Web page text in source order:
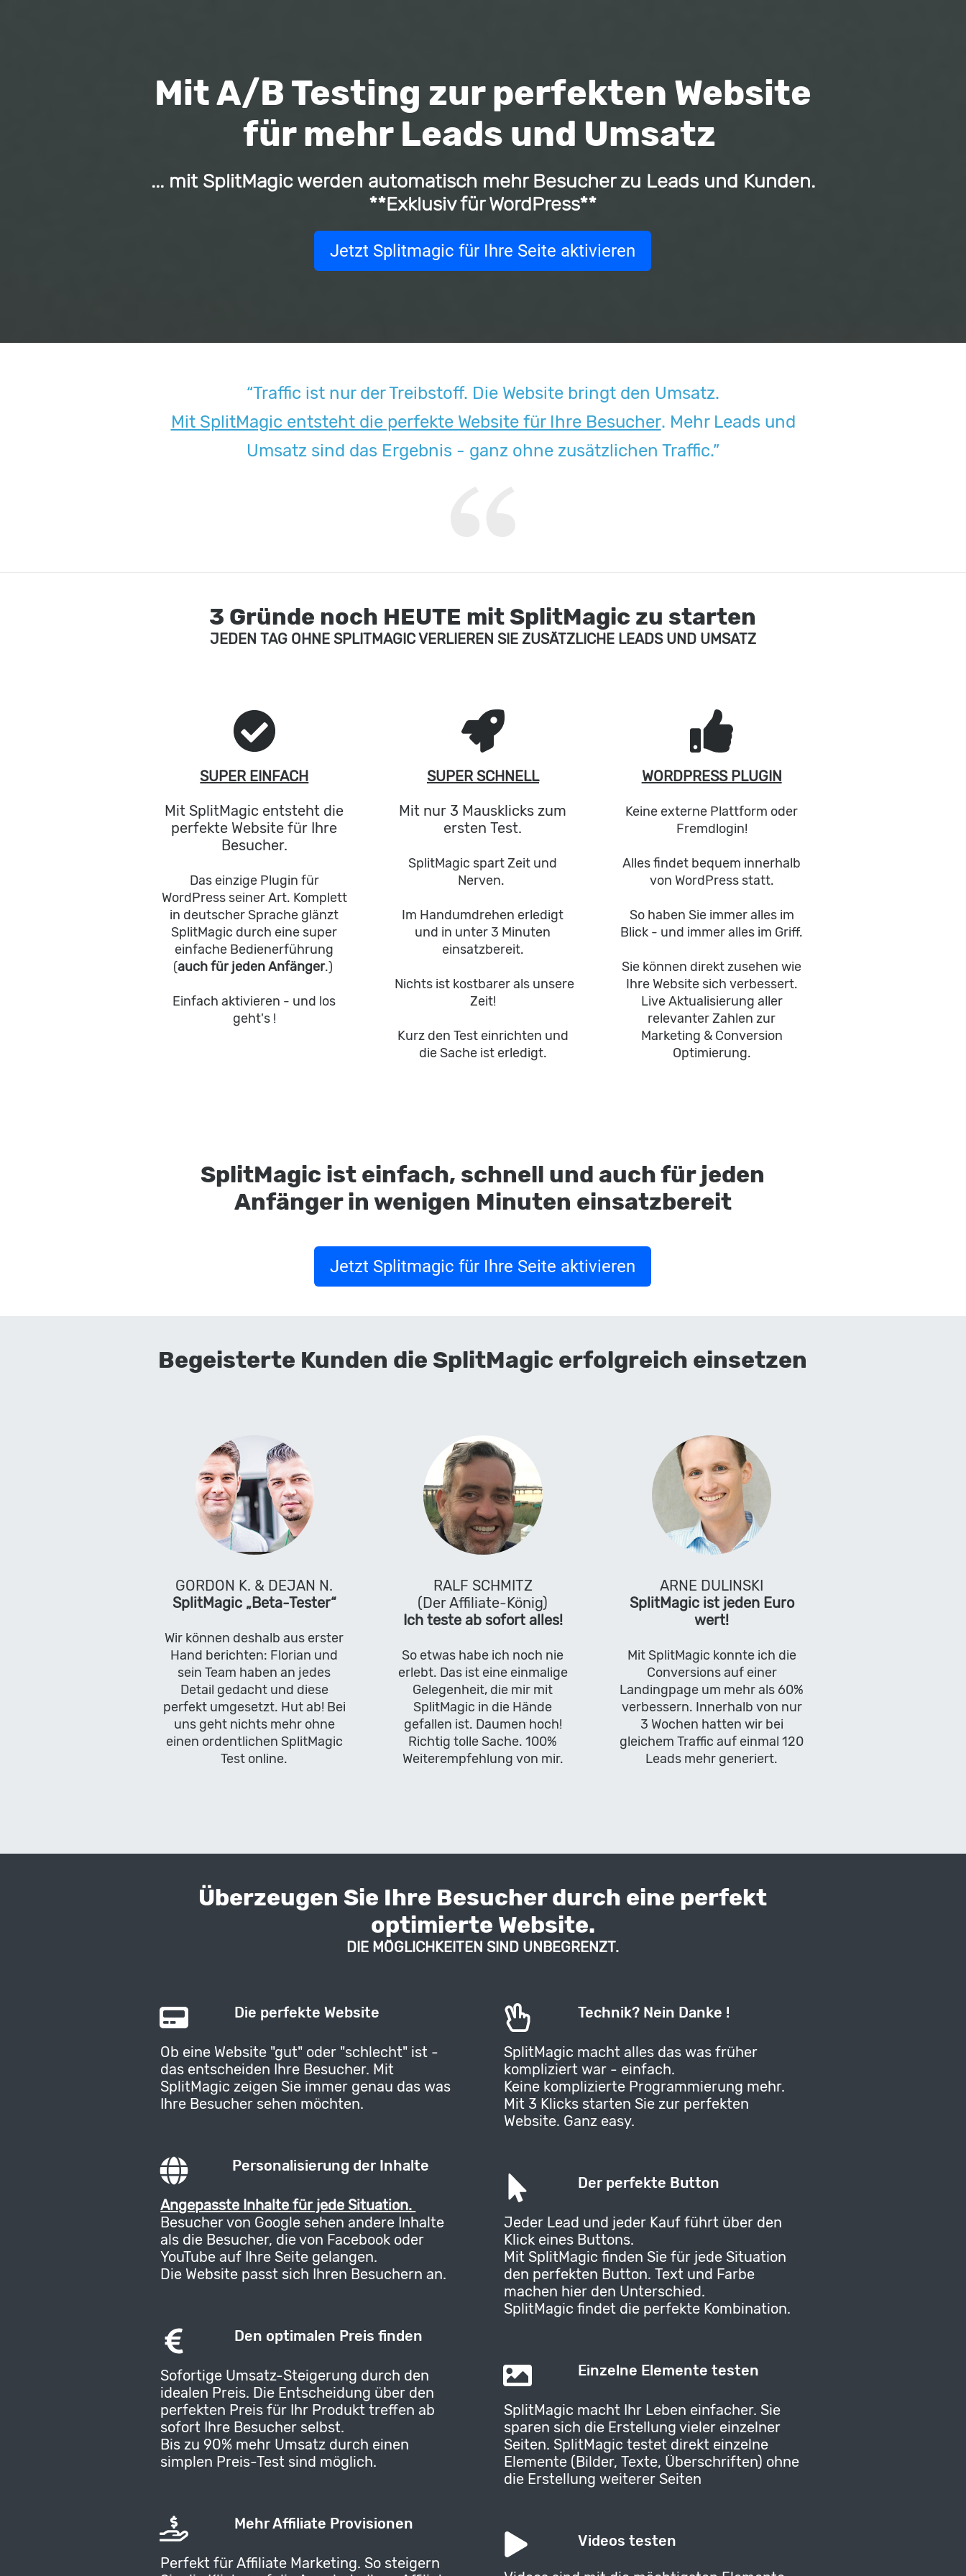
Mit A/B Testing zur perfekten Website
für mehr Leads und Umsatz
... mit SplitMagic werden automatisch mehr Besucher zu Leads und Kunden.
**Exklusiv für WordPress**
Jetzt Splitmagic für Ihre Seite aktivieren
“Traffic ist nur der Treibstoff. Die Website bringt den Umsatz.
Mit SplitMagic entsteht die perfekte Website für Ihre Besucher. Mehr Leads und
Umsatz sind das Ergebnis - ganz ohne zusätzlichen Traffic.”
3 Gründe noch HEUTE mit SplitMagic zu starten
JEDEN TAG OHNE SPLITMAGIC VERLIEREN SIE ZUSÄTZLICHE LEADS UND UMSATZ
SUPER EINFACH
Mit SplitMagic entsteht die
perfekte Website für Ihre
Besucher.
Das einzige Plugin für
WordPress seiner Art. Komplett
in deutscher Sprache glänzt
SplitMagic durch eine super
einfache Bedienerführung
(auch für jeden Anfänger.)
Einfach aktivieren - und los
geht's !
SUPER SCHNELL
Mit nur 3 Mausklicks zum
ersten Test.
SplitMagic spart Zeit und
Nerven.
Im Handumdrehen erledigt
und in unter 3 Minuten
einsatzbereit.
Nichts ist kostbarer als unsere
Zeit!
Kurz den Test einrichten und
die Sache ist erledigt.
WORDPRESS PLUGIN
Keine externe Plattform oder
Fremdlogin!
Alles findet bequem innerhalb
von WordPress statt.
So haben Sie immer alles im
Blick - und immer alles im Griff.
Sie können direkt zusehen wie
Ihre Website sich verbessert.
Live Aktualisierung aller
relevanter Zahlen zur
Marketing & Conversion
Optimierung.
SplitMagic ist einfach, schnell und auch für jeden
Anfänger in wenigen Minuten einsatzbereit
Jetzt Splitmagic für Ihre Seite aktivieren
Begeisterte Kunden die SplitMagic erfolgreich einsetzen
GORDON K. & DEJAN N.
SplitMagic „Beta-Tester“
Wir können deshalb aus erster
Hand berichten: Florian und
sein Team haben an jedes
Detail gedacht und diese
perfekt umgesetzt. Hut ab! Bei
uns geht nichts mehr ohne
einen ordentlichen SplitMagic
Test online.
RALF SCHMITZ
(Der Affiliate-König)
Ich teste ab sofort alles!
So etwas habe ich noch nie
erlebt. Das ist eine einmalige
Gelegenheit, die mir mit
SplitMagic in die Hände
gefallen ist. Daumen hoch!
Richtig tolle Sache. 100%
Weiterempfehlung von mir.
ARNE DULINSKI
SplitMagic ist jeden Euro
wert!
Mit SplitMagic konnte ich die
Conversions auf einer
Landingpage um mehr als 60%
verbessern. Innerhalb von nur
3 Wochen hatten wir bei
gleichem Traffic auf einmal 120
Leads mehr generiert.
Überzeugen Sie Ihre Besucher durch eine perfekt
optimierte Website.
DIE MÖGLICHKEITEN SIND UNBEGRENZT.
Die perfekte Website
Ob eine Website "gut" oder "schlecht" ist -
das entscheiden Ihre Besucher. Mit
SplitMagic zeigen Sie immer genau das was
Ihre Besucher sehen möchten.
Personalisierung der Inhalte
Angepasste Inhalte für jede Situation.
Besucher von Google sehen andere Inhalte
als die Besucher, die von Facebook oder
YouTube auf Ihre Seite gelangen.
Die Website passt sich Ihren Besuchern an.
Den optimalen Preis finden
Sofortige Umsatz-Steigerung durch den
idealen Preis. Die Entscheidung über den
perfekten Preis für Ihr Produkt treffen ab
sofort Ihre Besucher selbst.
Bis zu 90% mehr Umsatz durch einen
simplen Preis-Test sind möglich.
Mehr Affiliate Provisionen
Perfekt für Affiliate Marketing. So steigern
Technik? Nein Danke !
SplitMagic macht alles das was früher
kompliziert war - einfach.
Keine komplizierte Programmierung mehr.
Mit 3 Klicks starten Sie zur perfekten
Website. Ganz easy.
Der perfekte Button
Jeder Lead und jeder Kauf führt über den
Klick eines Buttons.
Mit SplitMagic finden Sie für jede Situation
den perfekten Button. Text und Farbe
machen hier den Unterschied.
SplitMagic findet die perfekte Kombination.
Einzelne Elemente testen
SplitMagic macht Ihr Leben einfacher. Sie
sparen sich die Erstellung vieler einzelner
Seiten. SplitMagic testet direkt einzelne
Elemente (Bilder, Texte, Überschriften) ohne
die Erstellung weiterer Seiten
Videos testen